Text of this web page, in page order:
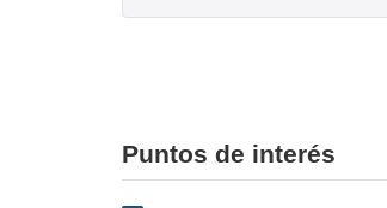
Puntos de interés